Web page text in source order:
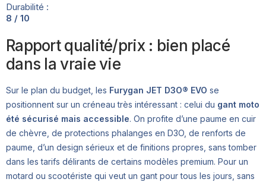
Durabilité :
8 / 10
Rapport qualité/prix : bien placé
dans la vraie vie
Sur le plan du budget, les Furygan JET D3O® EVO se
positionnent sur un créneau très intéressant : celui du gant moto
été sécurisé mais accessible. On profite d’une paume en cuir
de chèvre, de protections phalanges en D3O, de renforts de
paume, d’un design sérieux et de finitions propres, sans tomber
dans les tarifs délirants de certains modèles premium. Pour un
motard ou scootériste qui veut un gant pour tous les jours, sans